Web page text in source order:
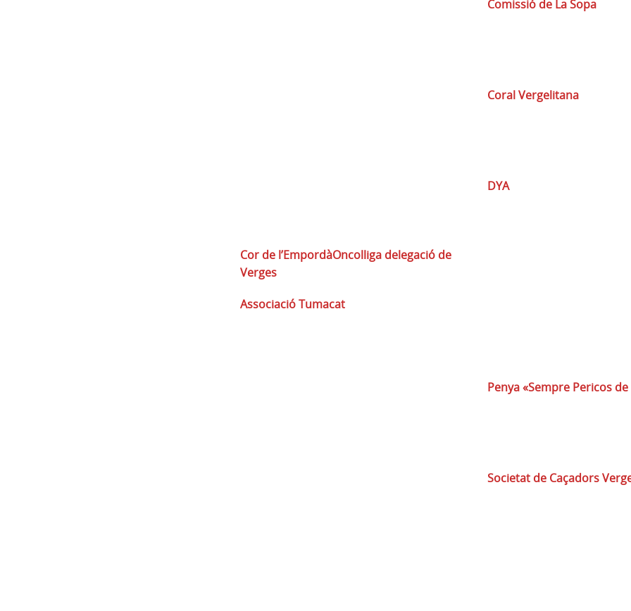
Comissió de La Sopa
Coral Vergelitana
DYA
Cor de l’EmpordàOncolliga delegació de
Verges
Associació Tumacat
Penya «Sempre Pericos de
Societat de Caçadors